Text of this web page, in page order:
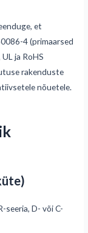
et
4 (primaarsed
ja RoHS
rakenduste
nõuetele.
seeria, D- või C-